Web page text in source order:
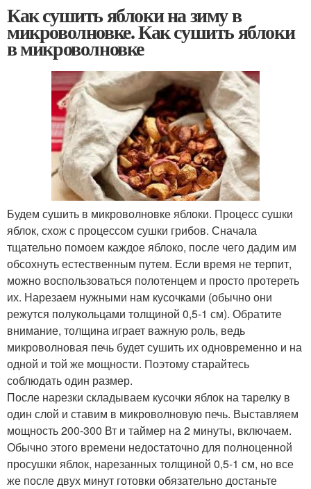
Как сушить яблоки на зиму в
микроволновке. Как сушить яблоки
в микроволновке
Будем сушить в микроволновке яблоки. Процесс сушки
яблок, схож с процессом сушки грибов. Сначала
тщательно помоем каждое яблоко, после чего дадим им
обсохнуть естественным путем. Если время не терпит,
можно воспользоваться полотенцем и просто протереть
их. Нарезаем нужными нам кусочками (обычно они
режутся полукольцами толщиной 0,5-1 см). Обратите
внимание, толщина играет важную роль, ведь
микроволновая печь будет сушить их одновременно и на
одной и той же мощности. Поэтому старайтесь
соблюдать один размер.
После нарезки складываем кусочки яблок на тарелку в
один слой и ставим в микроволновую печь. Выставляем
мощность 200-300 Вт и таймер на 2 минуты, включаем.
Обычно этого времени недостаточно для полноценной
просушки яблок, нарезанных толщиной 0,5-1 см, но все
же после двух минут готовки обязательно достаньте